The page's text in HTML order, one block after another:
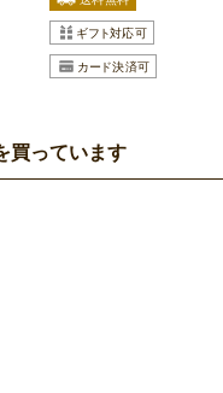
買っています